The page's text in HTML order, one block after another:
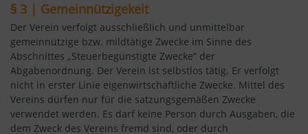
§ 3 | Gemeinnützigekeit
Der Verein verfolgt ausschließlich und unmittelbar
gemeinnützige bzw. mildtätige Zwecke im Sinne des
Abschnittes „Steuerbegünstigte Zwecke“ der
Abgabenordnung. Der Verein ist selbstlos tätig. Er verfolgt
nicht in erster Linie eigenwirtschaftliche Zwecke. Mittel des
Vereins dürfen nur für die satzungsgemäßen Zwecke
verwendet werden. Es darf keine Person durch Ausgaben, die
dem Zweck des Vereins fremd sind, oder durch